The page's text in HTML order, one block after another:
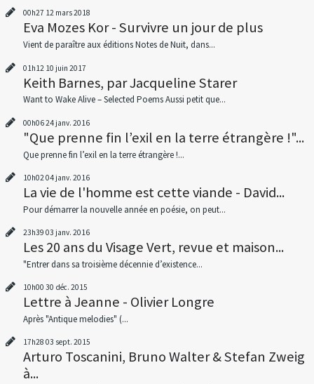
00h27 12 mars 2018
Eva Mozes Kor - Survivre un jour de plus
Vient de paraître aux éditions Notes de Nuit, dans...
01h12 10 juin 2017
Keith Barnes, par Jacqueline Starer
Want to Wake Alive – Selected Poems Aussi petit que...
00h0624 janv. 2016
"Que prenne fin l’exil en la terre étrangère !"...
Que prenne fin l’exil en la terre étrangère !...
10h02 04 janv. 2016
La vie de l'homme est cette viande - David...
Pour démarrer la nouvelle année en poésie, on peut...
23h39 03 janv. 2016
Les 20 ans du Visage Vert, revue et maison...
"Entrer dans sa troisième décennie d’existence...
10h00 30 déc. 2015
Lettre à Jeanne - Olivier Longre
Après "Antique melodies" (...
17h28 03 sept. 2015
Arturo Toscanini, Bruno Walter & Stefan Zweig
à...